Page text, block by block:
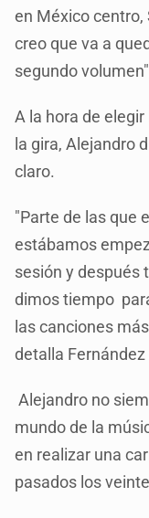
en México centro,
creo que va a
segundo
A la hora de
la gira, Alejandro
claro.
"Parte de las que
estábamos
sesión y después
dimos tiempo
las canciones
detalla
Alejandro no
mundo de la
en realizar una
pasados los